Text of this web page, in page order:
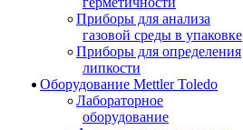
Приборы для анализа
газовой среды в упаковке
Приборы для определения
липкости
Оборудование Mettler Toledo
Лабораторное
оборудование